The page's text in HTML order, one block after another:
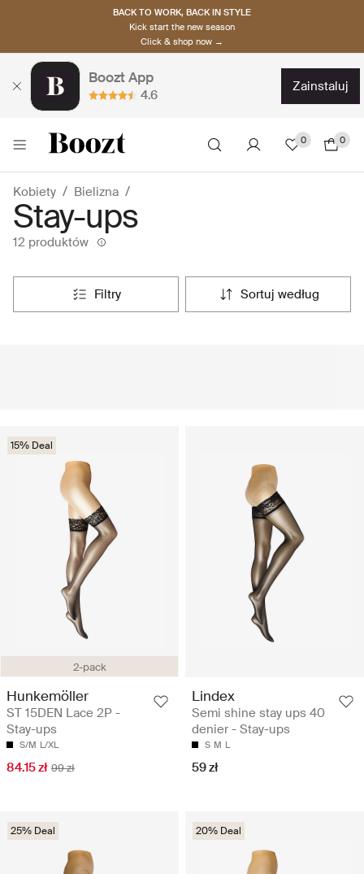
BACK TO WORK, BACK IN STYLE
Kick start the new season
Click & shop now →
Boozt App
4.6
zainstaluj
0 0
Kobiety Bielizna
Stay-ups
12 produktów
filtry sortuj według
2-pack
15% Deal
Hunkemöller
ST 15DEN Lace 2P -
Stay-ups
S/M L/XL
84.15 zł 99 zł
Lindex
Semi shine stay ups 40
denier - Stay-ups
S M L
59 zł
25% Deal 20% Deal